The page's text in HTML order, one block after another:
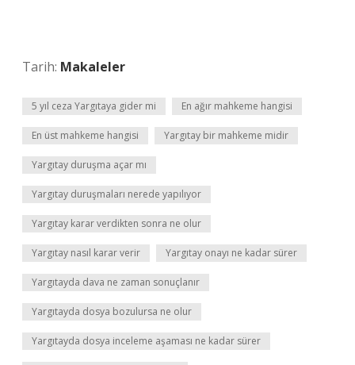
Tarih: Makaleler
5 yıl ceza Yargıtaya gider mi En ağır mahkeme hangisi
En üst mahkeme hangisi Yargıtay bir mahkeme midir
Yargıtay duruşma açar mı
Yargıtay duruşmaları nerede yapılıyor
Yargıtay karar verdikten sonra ne olur
Yargıtay nasıl karar verir Yargıtay onayı ne kadar sürer
Yargıtayda dava ne zaman sonuçlanır
Yargıtayda dosya bozulursa ne olur
Yargıtayda dosya inceleme aşaması ne kadar sürer